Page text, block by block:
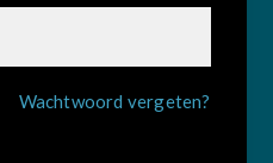
Wachtwoord vergeten?